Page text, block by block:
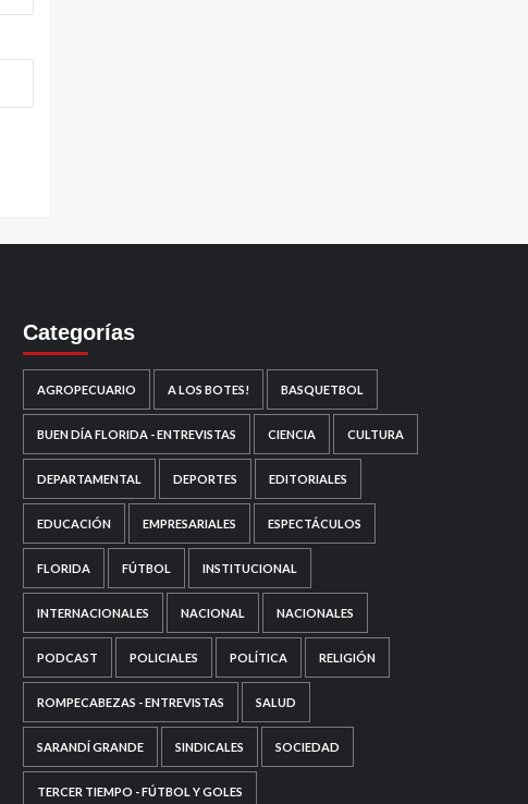
Categorías
AGROPECUARIO A LOS BOTES! BASQUETBOL
BUEN DÍA FLORIDA - ENTREVISTAS CIENCIA CULTURA
DEPARTAMENTAL DEPORTES EDITORIALES
EDUCACIÓN EMPRESARIALES ESPECTÁCULOS
FLORIDA FÚTBOL INSTITUCIONAL
INTERNACIONALES NACIONAL NACIONALES
PODCAST POLICIALES POLÍTICA RELIGIÓN
ROMPECABEZAS - ENTREVISTAS SALUD
SARANDÍ GRANDE SINDICALES SOCIEDAD
TERCER TIEMPO - FÚTBOL Y GOLES